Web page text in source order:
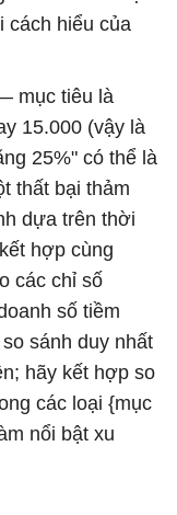
cách hiểu của
mục tiêu là
15.000 (vậy là
25%" có thể là
thất bại thảm
dựa trên thời
hợp cùng
các chỉ số
số tiềm
sánh duy nhất
hãy kết hợp so
các loại {mục
nổi bật xu